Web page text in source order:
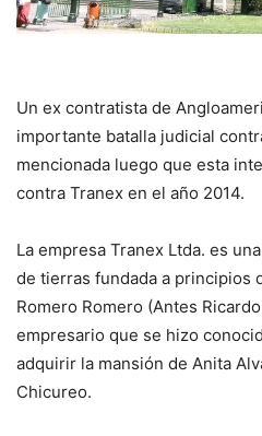
Un ex contratista de
importante batalla judicial
mencionada luego que esta
contra Tranex en el año 2014.
La empresa Tranex Ltda. es
de tierras fundada a principios
Romero Romero (Antes
empresario que se hizo
adquirir la mansión de Anita
Chicureo.